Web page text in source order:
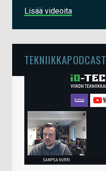
Lisää videoita
TEKNIIKKAPODCAST